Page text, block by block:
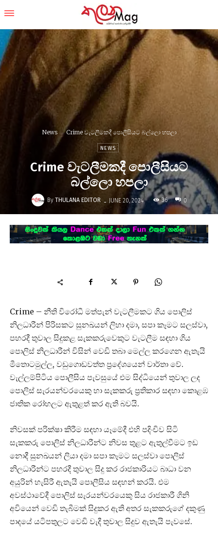
News Crime වැටලීමකදී පොලීසියට බල්ලො හපලා
NEWS
Crime වැටලීමකදී පොලීසියට
බල්ලො හපලා
By THULANA EDITOR - JUNE 20, 2024 36 0
Crime – නීති විරෝධී මත්පැන් වැටලීමකට ගිය පොලිස්
නිලධාරීන් පිරිසකට සුනඛයන් ලිහා දමා, සපා කෑමට සලස්වා,
පහරදී තුවාල සිදුකළ සැකකරුවෙකුට වැටලීම සඳහා ගිය
පොලිස් නිලධාරීන් විසින් වෙඩි තබා මෙල්ල කරගෙන ඇතැයි
මීතොටමුල්ල, වඩුගොඩවත්ත ප්‍රදේශයෙන් වාර්තා වේ.
වැල්ලම්පිටිය පොලීසිය පැවසුයේ එම සිද්ධියෙන් තුවාල ලද
පොලිස් සැරයන්වරයෙකු හා සැකකරු ප්‍රතිකාර සඳහා කොළඹ
ජාතික රෝහලට ඇතුළත් කර ඇති බවයි.
නිවසක් පරික්ෂා කිරීම සඳහා යෑමේදී එහි පදිංචිව සිටි
සැකකරු පොලිස් නිලධාරීන්ට නිවස තුළට ඇතුල්වීමට ඉඩ
නොදී සුනඛයන් ලියා දමා සපා කෑමට සලස්වා පොලිස්
නිලධාරීන්ට පහරදී තුවාල සිදු කර රාජකාරියට බාධා වන
අයුරින් හැසිරී ඇතැයි පොලීසිය සඳහන් කරයි. එම
අවස්ථාවේදී පොලිස් සැරයන්වරයෙකු සිය රාජකාරී ගිනි
අවියෙන් වෙඩි තැබීමක් සිදුකර ඇති අතර සැකකරුගේ දකුණු
පාදයේ යටිපතුලට වෙඩි වැදී තුවාල සිදුව ඇතැයි පැවසේ.